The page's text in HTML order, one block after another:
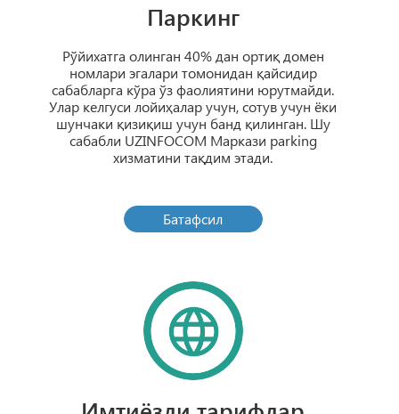
Паркинг
Рўйихатга олинган 40% дан ортиқ домен
номлари эгалари томонидан қайсидир
сабабларга кўра ўз фаолиятини юрутмайди.
Улар келгуси лойиҳалар учун, сотув учун ёки
шунчаки қизиқиш учун банд қилинган. Шу
сабабли UZINFOCOM Маркази parking
хизматини тақдим этади.
Батафсил